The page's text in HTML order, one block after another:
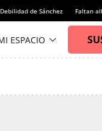
Debilidad de Sánchez Faltan